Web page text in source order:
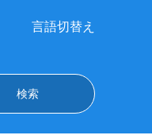
言語切替え